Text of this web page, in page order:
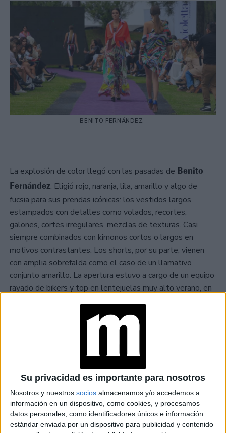
Su privacidad es importante para nosotros
Nosotros y nuestros socios almacenamos y/o accedemos a
información en un dispositivo, como cookies, y procesamos
datos personales, como identificadores únicos e información
estándar enviada por un dispositivo para publicidad y contenido
BENITO FERNÁNDEZ.
La explosión de color llegó con las pasadas de Benito
Fernández. Eligió rojo, naranja, lila, amarillo y algo de
fucsia para sus prendas icónicas: los vestidos largos
estampados con detalles como volados, recortes,
galones, cortes irregulares, mezclas de texturas. Casi
siempre combinados con kimonos cortos o largos en
motivos contrastantes. Los shorts, por su parte, vienen
con amplia sobrefalda como el caso de un llamativo
conjunto amarillo. La apertura estuvo a cargo de un equipo
rayado de bikers y top en lentejuelas muy alto verano, en
integran su próxima colección de invierno 22.
ACAMPANADOS DE
REGRESO: IDEAS DE
LOOKS CON
BÁSICOS